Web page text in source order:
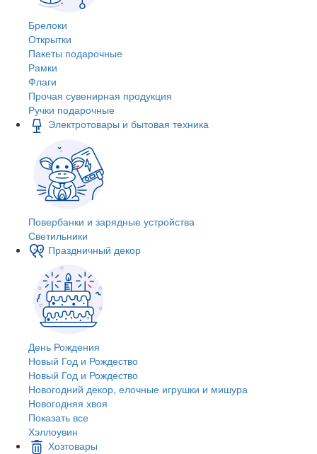
Брелоки
Открытки
Пакеты подарочные
Рамки
Флаги
Прочая сувенирная продукция
Ручки подарочные
Электротовары и бытовая техника
Повербанки и зарядные устройства
Светильники
Праздничный декор
День Рождения
Новый Год и Рождество
Новый Год и Рождество
Новогодний декор, елочные игрушки и мишура
Новогодняя хвоя
Показать все
Хэллоувин
Хозтовары